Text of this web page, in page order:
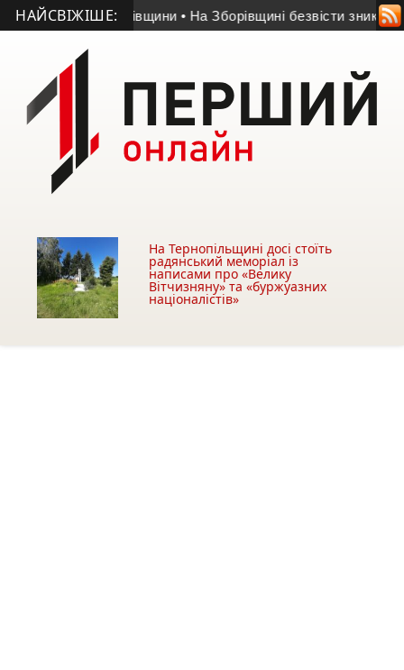
НАЙСВІЖІШЕ:
з Козівщини • На Зборівщині безвісти зник чоловік із
На Тернопільщині досі стоїть
радянський меморіал із
написами про «Велику
Вітчизняну» та «буржуазних
націоналістів»